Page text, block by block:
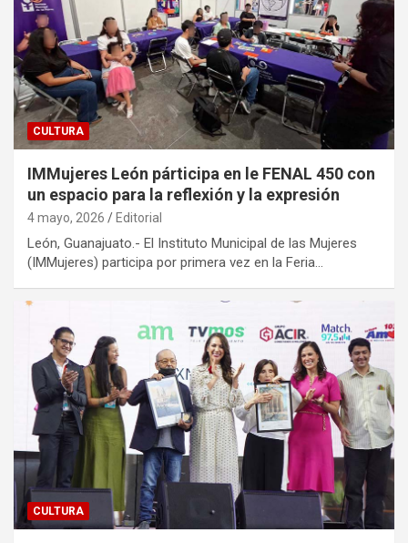
CULTURA
IMMujeres León párticipa en le FENAL 450 con
un espacio para la reflexión y la expresión
4 mayo, 2026 Editorial
León, Guanajuato.- El Instituto Municipal de las Mujeres
(IMMujeres) participa por primera vez en la Feria…
CULTURA